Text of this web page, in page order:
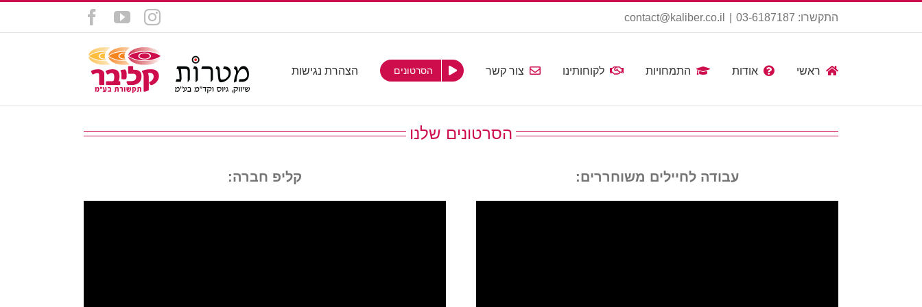
content
התקשרו: 03-6187187 contact@kaliber.co.il
Instagram
YouTube
ראשי אודות התמחויות לקוחותינו צור קשר הסרטונים הצהרת נגישות
הסרטונים שלנו
עבודה לחיילים משוחררים: קליפ חברה: